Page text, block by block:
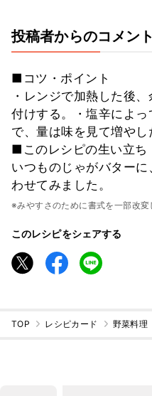
投稿者からのコメント
■コツ・ポイント
・レンジで加熱した後
付けする。・塩辛によ
で、量は味を見て増やし
■このレシピの生い立ち
いつものじゃがバター
わせてみました。
※みやすさのために書式を一部改変
このレシピをシェアする
TOP レシピカード 野菜料理